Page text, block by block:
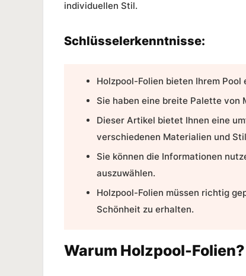
individuellen Stil.
Schlüsselerkenntnisse:
Holzpool-Folien bieten Ihrem Pool
Sie haben eine breite Palette von
Dieser Artikel bietet Ihnen eine
verschiedenen Materialien und
Sie können die Informationen
auszuwählen.
Holzpool-Folien müssen richtig
Schönheit zu erhalten.
Warum Holzpool-Folien?